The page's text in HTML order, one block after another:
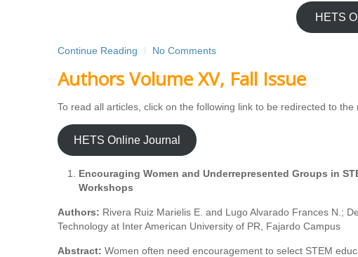
HETS
Continue Reading No Comments
Authors Volume XV, Fall Issue
To read all articles, click on the following link to be redirected to
HETS Online Journal
Encouraging Women and Underrepresented Groups in
Workshops
Authors: Rivera Ruiz Marielis E. and Lugo Alvarado Frances N.;
Technology at Inter American University of PR, Fajardo Campus
Abstract: Women often need encouragement to select STEM